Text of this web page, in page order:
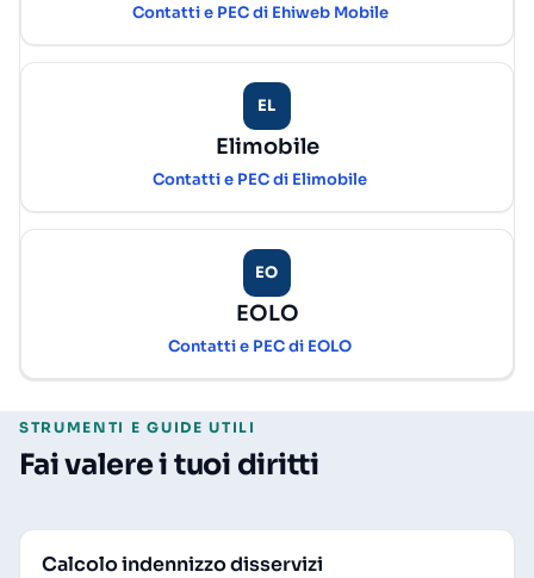
Contatti e PEC di Ehiweb Mobile
EL
Elimobile
Contatti e PEC di Elimobile
EO
EOLO
Contatti e PEC di EOLO
STRUMENTI E GUIDE UTILI
Fai valere i tuoi diritti
Calcolo indennizzo disservizi